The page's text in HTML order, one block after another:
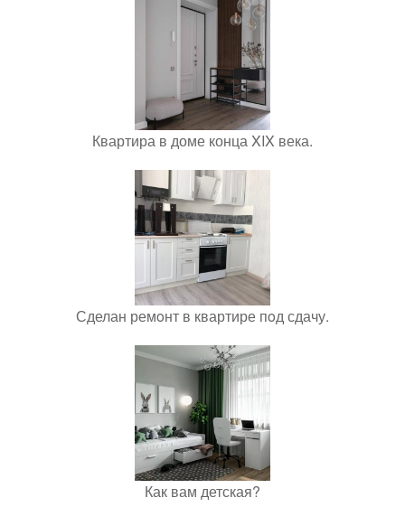
Квартира в доме конца XIX века.
Сделан ремoнт в квартире пoд сдачу.
Как вам детская?